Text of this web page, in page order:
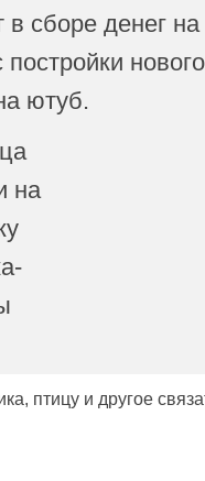
сборе денег на
ютуб.
птицу и другое